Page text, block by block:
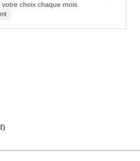
choix chaque mois.